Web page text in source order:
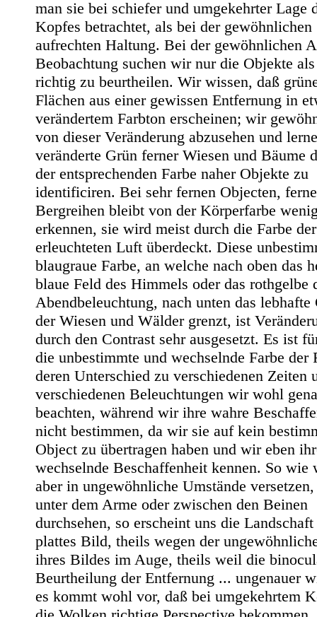
man sie bei schiefer und umgekehrter Lage
Kopfes betrachtet, als bei der gewöhnlichen
aufrechten Haltung. Bei der gewöhnlichen
Beobachtung suchen wir nur die Objekte
richtig zu beurtheilen. Wir wissen, daß
Flächen aus einer gewissen Entfernung in
verändertem Farbton erscheinen; wir
von dieser Veränderung abzusehen und
veränderte Grün ferner Wiesen und Bäume
der entsprechenden Farbe naher Objekte zu
identificiren. Bei sehr fernen Objecten,
Bergreihen bleibt von der Körperfarbe
erkennen, sie wird meist durch die Farbe der
erleuchteten Luft überdeckt. Diese
blaugraue Farbe, an welche nach oben das
blaue Feld des Himmels oder das rothgelbe
Abendbeleuchtung, nach unten das lebhafte
der Wiesen und Wälder grenzt, ist
durch den Contrast sehr ausgesetzt. Es ist
die unbestimmte und wechselnde Farbe der
deren Unterschied zu verschiedenen Zeiten
verschiedenen Beleuchtungen wir wohl
beachten, während wir ihre wahre
nicht bestimmen, da wir sie auf kein
Object zu übertragen haben und wir eben
wechselnde Beschaffenheit kennen. So wie
aber in ungewöhnliche Umstände
unter dem Arme oder zwischen den Beinen
durchsehen, so erscheint uns die
plattes Bild, theils wegen der
ihres Bildes im Auge, theils weil die
Beurtheilung der Entfernung ... ungenauer
es kommt wohl vor, daß bei umgekehrtem